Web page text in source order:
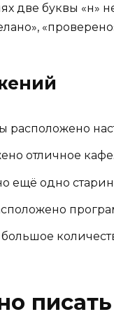
две буквы «н»
расположено
отличное кафе.
ещё одно
писать